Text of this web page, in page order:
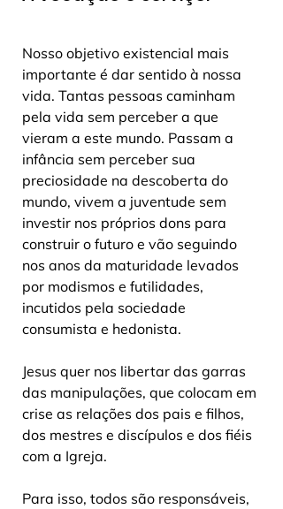
Nosso objetivo existencial mais
importante é dar sentido à nossa
vida. Tantas pessoas caminham
pela vida sem perceber a que
vieram a este mundo. Passam a
infância sem perceber sua
preciosidade na descoberta do
mundo, vivem a juventude sem
investir nos próprios dons para
construir o futuro e vão seguindo
nos anos da maturidade levados
por modismos e futilidades,
incutidos pela sociedade
consumista e hedonista.
Jesus quer nos libertar das garras
das manipulações, que colocam em
crise as relações dos pais e filhos,
dos mestres e discípulos e dos fiéis
com a Igreja.
Para isso, todos são responsáveis,